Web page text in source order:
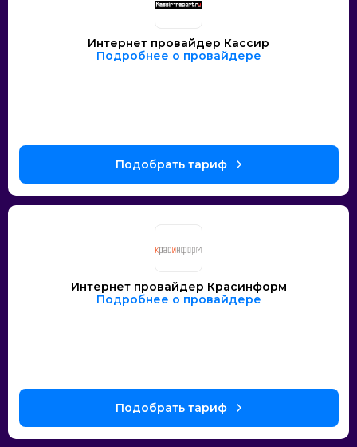
Интернет провайдер Кассир
Подробнее о провайдере
Интернет провайдер Красинформ
Подробнее о провайдере